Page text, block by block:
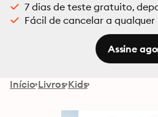
7 dias de teste gratuito,
Fácil de cancelar a
Assine
Início Livros Kids